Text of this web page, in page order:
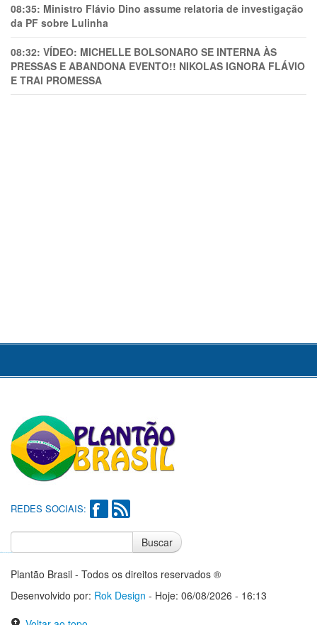
08:35: Ministro Flávio Dino assume relatoria de investigação
da PF sobre Lulinha
08:32: VÍDEO: MICHELLE BOLSONARO SE INTERNA ÀS
PRESSAS E ABANDONA EVENTO!! NIKOLAS IGNORA FLÁVIO
E TRAl PROMESSA
REDES SOCIAIS:
Buscar
Plantão Brasil - Todos os direitos reservados ®
Desenvolvido por: Rok Design - Hoje: 06/08/2026 - 16:13